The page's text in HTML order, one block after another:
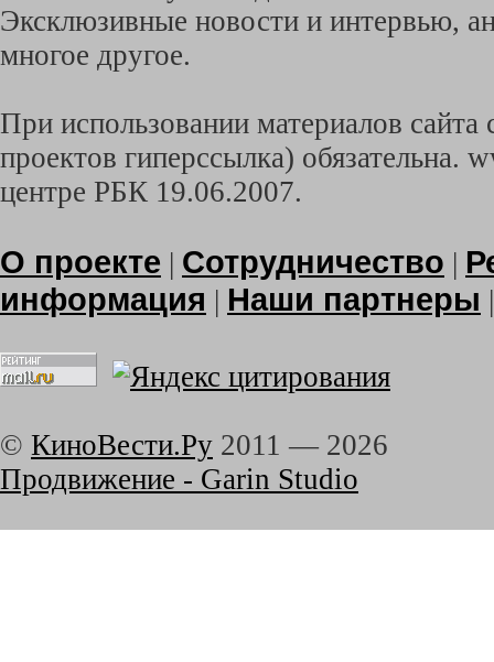
Эксклюзивные новости и интервью,
многое другое.
При использовании материалов
проектов гиперссылка) обязательна.
центре РБК 19.06.2007.
О проекте | Сотрудничество |
информация | Наши партнеры
© КиноВести.Ру 2011 — 2026
Продвижение - Garin Studio